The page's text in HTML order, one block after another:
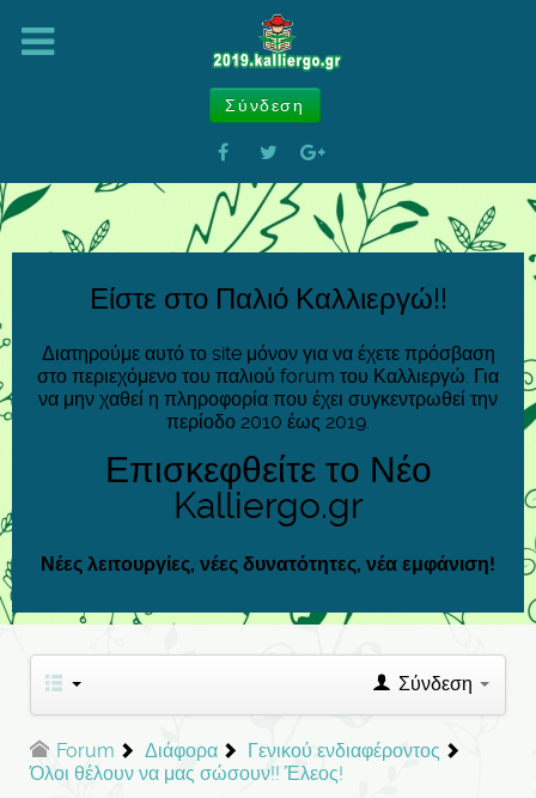
Σύνδεση
Είστε στο Παλιό Καλλιεργώ!!
Διατηρούμε αυτό το site μόνον για να έχετε πρόσβαση
στο περιεχόμενο του παλιού forum του Καλλιεργώ. Για
να μην χαθεί η πληροφορία που έχει συγκεντρωθεί την
περίοδο 2010 έως 2019.
Επισκεφθείτε το Νέο
Kalliergo.gr
Νέες λειτουργίες, νέες δυνατότητες, νέα εμφάνιση!
Σύνδεση
Forum Διάφορα
Γενικού ενδιαφέροντος
Όλοι θέλουν να μας σώσουν!! Έλεος!